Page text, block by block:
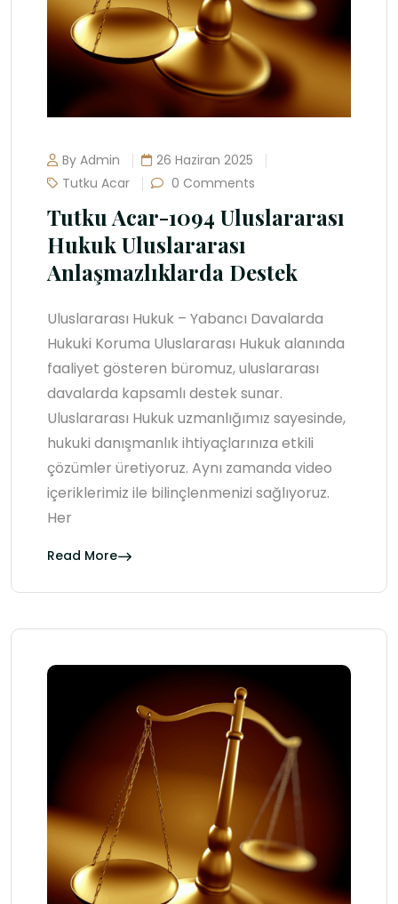
By Admin
26 Haziran 2025
Tutku Acar
0 Comments
Tutku Acar-1094 Uluslararası
Hukuk Uluslararası
Anlaşmazlıklarda Destek
Uluslararası Hukuk – Yabancı Davalarda
Hukuki Koruma Uluslararası Hukuk alanında
faaliyet gösteren büromuz, uluslararası
davalarda kapsamlı destek sunar.
Uluslararası Hukuk uzmanlığımız sayesinde,
hukuki danışmanlık ihtiyaçlarınıza etkili
çözümler üretiyoruz. Aynı zamanda video
içeriklerimiz ile bilinçlenmenizi sağlıyoruz.
Her
Read More